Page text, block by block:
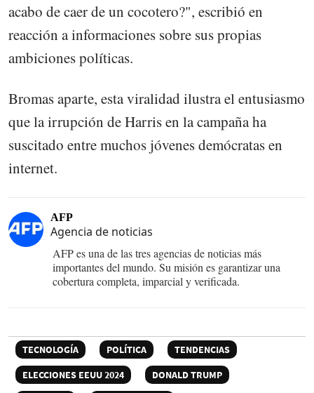
acabo de caer de un cocotero?", escribió en
reacción a informaciones sobre sus propias
ambiciones políticas.
Bromas aparte, esta viralidad ilustra el entusiasmo
que la irrupción de Harris en la campaña ha
suscitado entre muchos jóvenes demócratas en
internet.
AFP
Agencia de noticias
AFP es una de las tres agencias de noticias más
importantes del mundo. Su misión es garantizar una
cobertura completa, imparcial y verificada.
TECNOLOGÍA POLÍTICA
TENDENCIAS
ELECCIONES EEUU 2024
DONALD TRUMP